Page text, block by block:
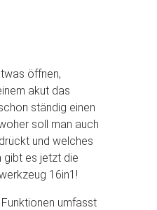
öffnen,
akut das
ständig einen
soll man auch
und welches
gibt es jetzt die
16in1!
umfasst